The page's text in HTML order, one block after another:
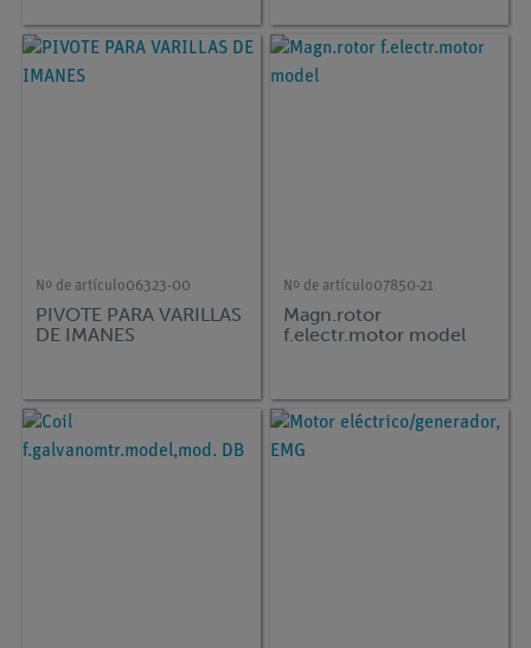
Nº de artículo06323-00
PIVOTE PARA VARILLAS
DE IMANES
Nº de artículo07850-21
Magn.rotor
f.electr.motor model